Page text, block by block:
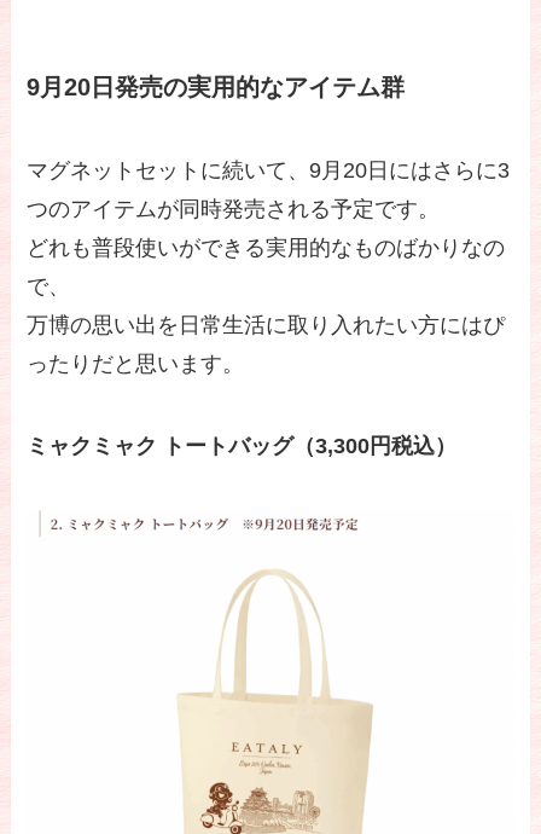
9月20日発売の実用的なアイテム群
マグネットセットに続いて、9月20日にはさらに3
つのアイテムが同時発売される予定です。
どれも普段使いができる実用的なものばかりなの
で、
万博の思い出を日常生活に取り入れたい方にはぴ
ったりだと思います。
ミャクミャク トートバッグ（3,300円税込）